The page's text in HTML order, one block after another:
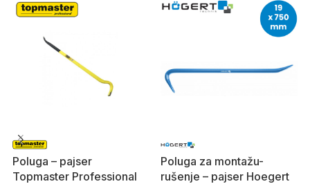
Poluga – pajser
Topmaster Professional
Poluga za montažu-
rušenje – pajser Hoegert